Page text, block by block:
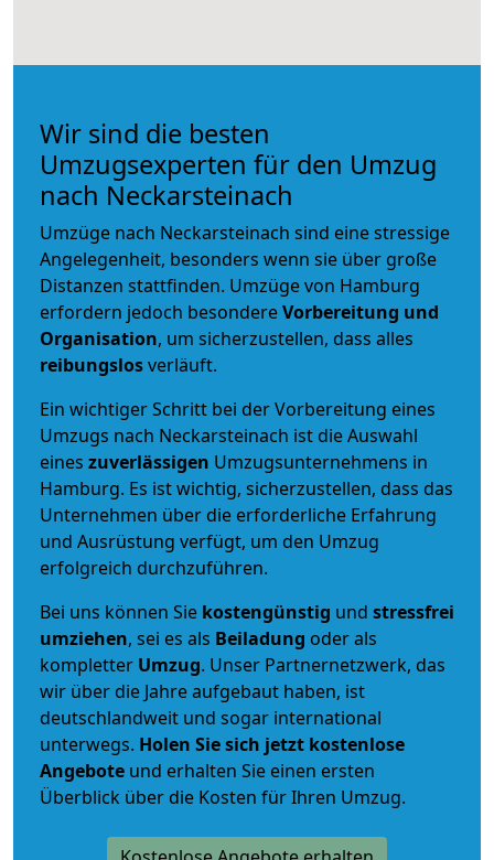
Wir sind die besten
Umzugsexperten für den Umzug
nach Neckarsteinach
Umzüge nach Neckarsteinach sind eine stressige
Angelegenheit, besonders wenn sie über große
Distanzen stattfinden. Umzüge von Hamburg
erfordern jedoch besondereVorbereitung und
Organisation, um sicherzustellen, dass alles
reibungslosverläuft.
Ein wichtiger Schritt bei der Vorbereitung eines
Umzugs nach Neckarsteinach ist die Auswahl
eines zuverlässigen Umzugsunternehmens in
Hamburg. Es ist wichtig, sicherzustellen, dass das
Unternehmen über die erforderliche Erfahrung
und Ausrüstung verfügt, um den Umzug
erfolgreich durchzuführen.
Bei uns können Sie kostengünstig und stressfrei
umziehen, sei es als Beiladung oder als
kompletter Umzug. Unser Partnernetzwerk, das
wir über die Jahre aufgebaut haben, ist
deutschlandweit und sogar international
unterwegs. Holen Sie sich jetzt kostenlose
Angebote und erhalten Sie einen ersten
Überblick über die Kosten für Ihren Umzug.